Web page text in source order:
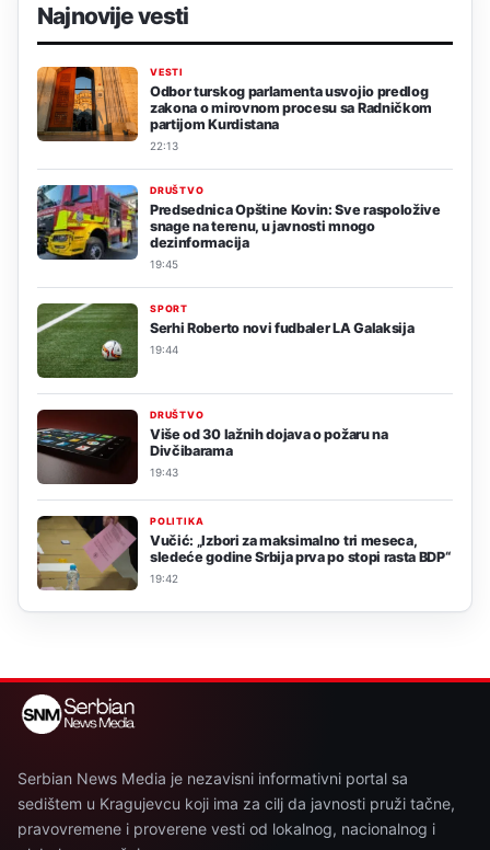
Najnovije vesti
VESTI
Odbor turskog parlamenta usvojio predlog
zakona o mirovnom procesu sa Radničkom
partijom Kurdistana
22:13
DRUŠTVO
Predsednica Opštine Kovin: Sve raspoložive
snage na terenu, u javnosti mnogo
dezinformacija
19:45
SPORT
Serhi Roberto novi fudbaler LA Galaksija
19:44
DRUŠTVO
Više od 30 lažnih dojava o požaru na
Divčibarama
19:43
POLITIKA
Vučić: „Izbori za maksimalno tri meseca,
sledeće godine Srbija prva po stopi rasta BDP“
19:42
Serbian News Media je nezavisni informativni portal sa
sedištem u Kragujevcu koji ima za cilj da javnosti pruži tačne,
pravovremene i proverene vesti od lokalnog, nacionalnog i